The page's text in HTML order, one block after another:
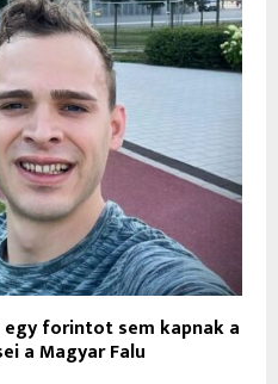
forintot sem kapnak a
a Magyar Falu